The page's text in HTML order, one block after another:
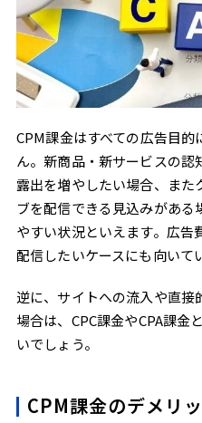
CPM課金はすべての広告目
ん。新商品・新サービスの
露出を増やしたい場合、また
ブを配信できる見込みがある
やすい状況といえます。広告
配信したいケースにも向いて
逆に、サイトへの流入や直接
場合は、CPC課金やCPA課金
いでしょう。
CPM課金のデメリ